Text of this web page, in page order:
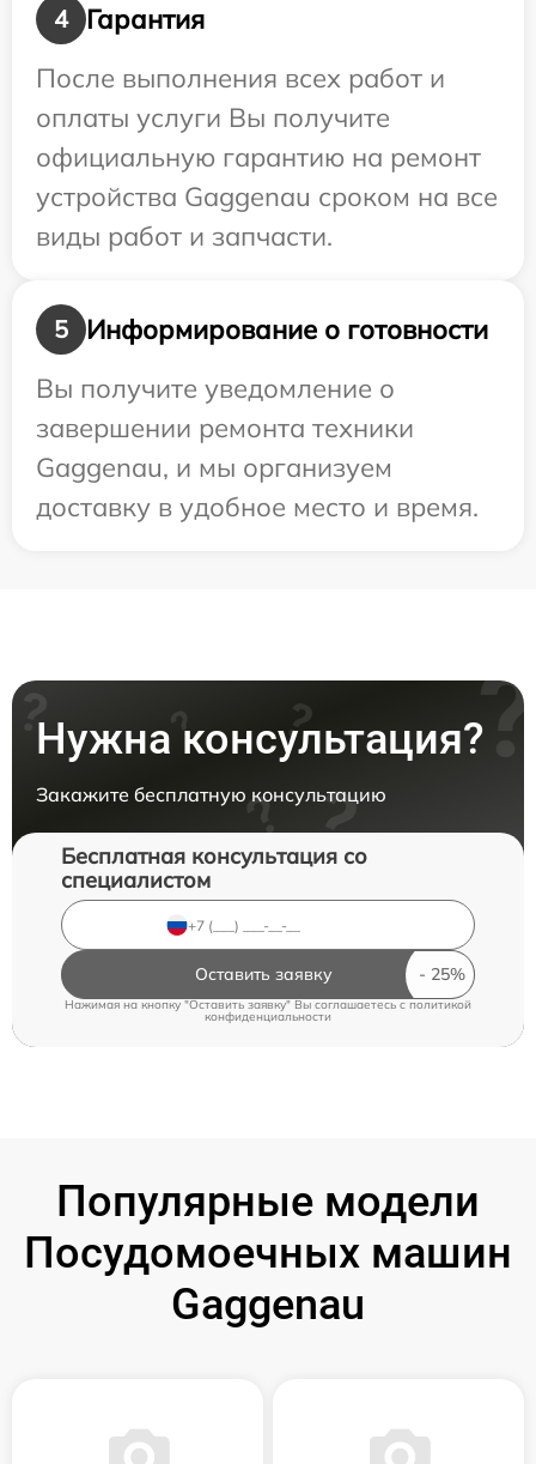
4
Гарантия
После выполнения всех работ и
оплаты услуги Вы получите
официальную гарантию на ремонт
устройства Gaggenau сроком на все
виды работ и запчасти.
5
Информирование о готовности
Вы получите уведомление о
завершении ремонта техники
Gaggenau, и мы организуем
доставку в удобное место и время.
Нужна консультация?
Закажите бесплатную консультацию
Бесплатная консультация со
специалистом
Оставить заявку
Нажимая на кнопку "Оставить заявку" Вы соглашаетесь c политикой
конфиденциальности
Популярные модели
Посудомоечных машин
Gaggenau